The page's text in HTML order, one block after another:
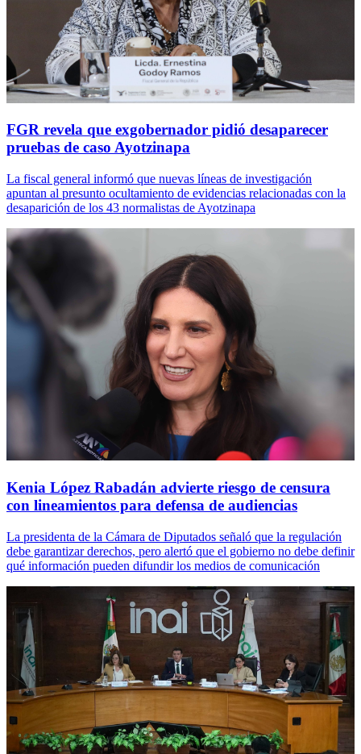
FGR revela que exgobernador pidió desaparecer
pruebas de caso Ayotzinapa
La fiscal general informó que nuevas líneas de investigación
apuntan al presunto ocultamiento de evidencias relacionadas con la
desaparición de los 43 normalistas de Ayotzinapa
Kenia López Rabadán advierte riesgo de censura
con lineamientos para defensa de audiencias
La presidenta de la Cámara de Diputados señaló que la regulación
debe garantizar derechos, pero alertó que el gobierno no debe definir
qué información pueden difundir los medios de comunicación